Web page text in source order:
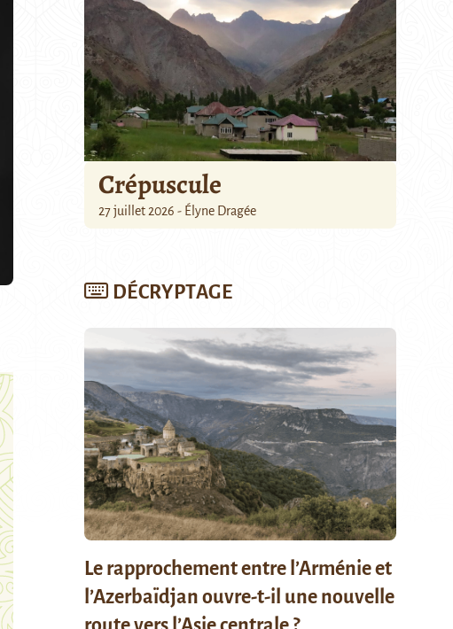
Crépuscule
27 juillet 2026 - Élyne Dragée
DÉCRYPTAGE
Le rapprochement entre l’Arménie et
l’Azerbaïdjan ouvre-t-il une nouvelle